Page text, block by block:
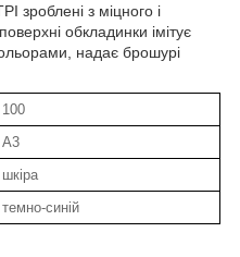
зроблені з міцного і
обкладинки імітує
надає брошурі
100
А3
шкіра
темно-синій